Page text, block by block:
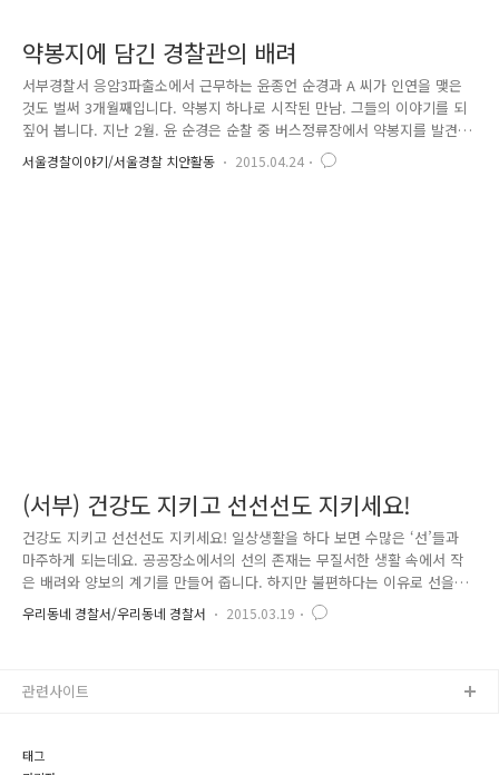
약봉지에 담긴 경찰관의 배려
서부경찰서 응암3파출소에서 근무하는 윤종언 순경과 A 씨가 인연을 맺은
것도 벌써 3개월째입니다. 약봉지 하나로 시작된 만남. 그들의 이야기를 되
짚어 봅니다. 지난 2월. 윤 순경은 순찰 중 버스정류장에서 약봉지를 발견
했는데요. 얼핏 봐도 묵직한 약봉지 안에는 주사기, 진통제 등 다양한 의료
품이 꽉 차 있었습니다. 무심코 분실물 처리를 하려던 윤 순경의 눈에 띈
서울경찰이야기/서울경찰 치안활동 2015.04.24
(서부) 건강도 지키고 선선선도 지키세요!
건강도 지키고 선선선도 지키세요! 일상생활을 하다 보면 수많은 ‘선’들과
마주하게 되는데요. 공공장소에서의 선의 존재는 무질서한 생활 속에서 작
은 배려와 양보의 계기를 만들어 줍니다. 하지만 불편하다는 이유로 선을
무시하고 지키지 않게 된다면 어떻게 될까요? 사회는 혼돈에 빠지고 수많
은 사람들이 피해를 입게 되지는 않을까요? 천만 명의 사람들이 오가는 대
을 지키면 행복해져요’로 정했습니다. ‘선선선’은 교통안전선, 질서유지선,
우리동네 경찰서/우리동네 경찰서 2015.03.19
태그
관련사이트